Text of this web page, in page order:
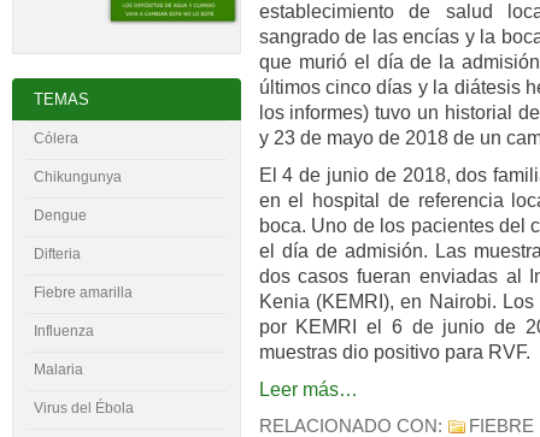
establecimiento de salud
sangrado de las encías y la
que murió el día de la
últimos cinco días y la diátesis
los informes) tuvo un historial
y 23 de mayo de 2018 de un
El 4 de junio de 2018, dos
en el hospital de referencia
boca. Uno de los pacientes del
el día de admisión. Las
dos casos fueran enviadas al
Kenia (KEMRI), en Nairobi.
por KEMRI el 6 de junio de
muestras dio positivo para RVF.
Leer más…
RELACIONADO CON: FIEBRE
TEMAS
Cólera
Chikungunya
Dengue
Difteria
Fiebre amarilla
Influenza
Malaria
Virus del Ébola